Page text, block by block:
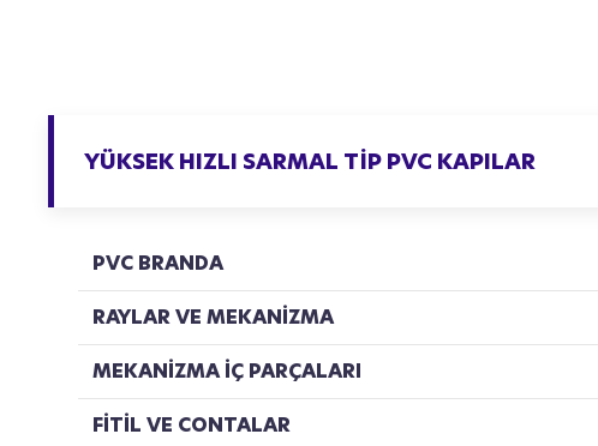
YÜKSEK HIZLI SARMAL TİP PVC KAPILAR
PVC BRANDA
RAYLAR VE MEKANİZMA
MEKANİZMA İÇ PARÇALARI
FİTİL VE CONTALAR